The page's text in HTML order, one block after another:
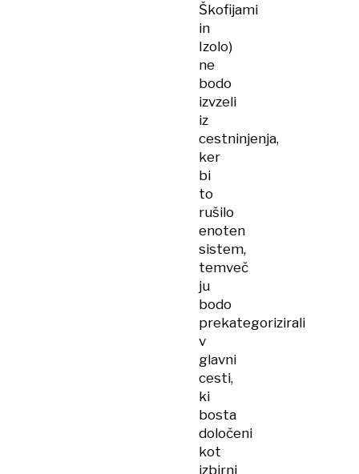
Škofijami
in
Izolo)
ne
bodo
izvzeli
iz
cestninjenja,
ker
bi
to
rušilo
enoten
sistem,
temveč
ju
bodo
prekategorizirali
v
glavni
cesti,
ki
bosta
določeni
kot
izbirni